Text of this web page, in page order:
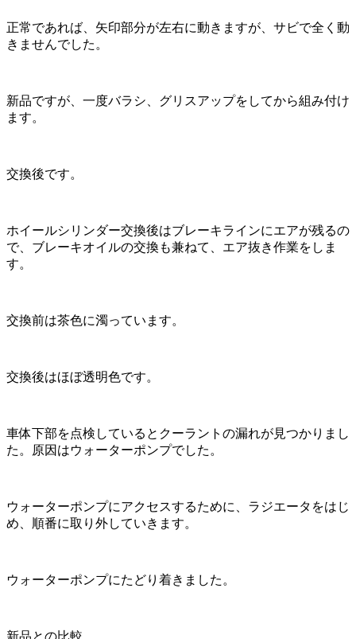
正常であれば、矢印部分が左右に動きますが、サビで全く動
きませんでした。
新品ですが、一度バラシ、グリスアップをしてから組み付け
ます。
交換後です。
ホイールシリンダー交換後はブレーキラインにエアが残るの
で、ブレーキオイルの交換も兼ねて、エア抜き作業をしま
す。
交換前は茶色に濁っています。
交換後はほぼ透明色です。
車体下部を点検しているとクーラントの漏れが見つかりまし
た。原因はウォーターポンプでした。
ウォーターポンプにアクセスするために、ラジエータをはじ
め、順番に取り外していきます。
ウォーターポンプにたどり着きました。
新品との比較。